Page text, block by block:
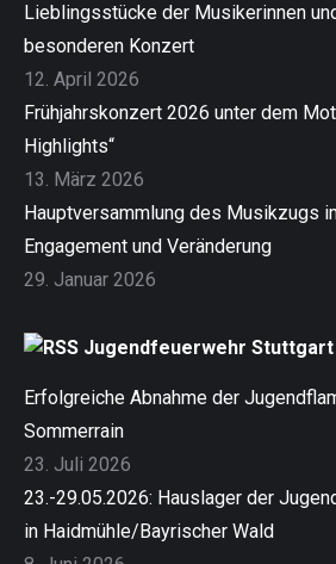
Lieblingsstücke der Musikerinnen
besonderen Konzert
12. April 2026
Frühjahrskonzert 2026 unter dem
Highlights“
13. März 2026
Hauptversammlung des Musikzugs
Engagement und Veränderung
29. Januar 2026
Jugendfeuerwehr Stuttgart
Erfolgreiche Abnahme der
Sommerrain
23. Juli 2026
23.-29.05.2026: Hauslager der
in Haidmühle/Bayrischer Wald